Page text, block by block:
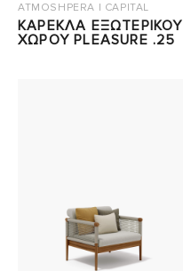
ATMOSHPERA | CAPITAL
ΚΑΡΕΚΛΑ ΕΞΩΤΕΡΙΚΟΥ
ΧΩΡΟΥ PLEASURE .25